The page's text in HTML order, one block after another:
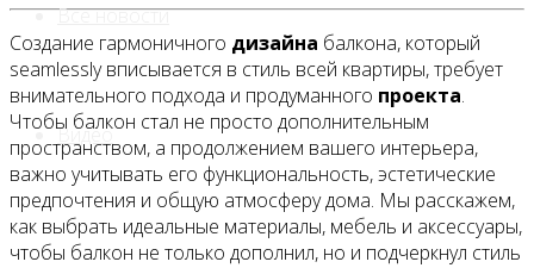
Все новости
Видео
Создание гармоничного дизайна балкона, который
seamlessly вписывается в стиль всей квартиры, требует
внимательного подхода и продуманного проекта.
Чтобы балкон стал не просто дополнительным
пространством, а продолжением вашего интерьера,
важно учитывать его функциональность, эстетические
предпочтения и общую атмосферу дома. Мы расскажем,
как выбрать идеальные материалы, мебель и аксессуары,
чтобы балкон не только дополнил, но и подчеркнул стиль